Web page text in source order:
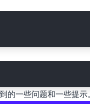
一些问题和一些提示。